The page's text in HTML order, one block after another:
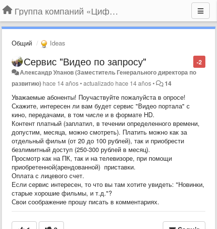
Группа компаний «Цифрабар»
Общий Ideas
-2
Сервис "Видео по запросу"
Александр Уланов (Заместитель Генерального директора по
развитию) hace 14 años•actualizado hace 14 años• 14
Уважаемые абоненты! Поучаствуйте пожалуйста в опросе!
Скажите, интересен ли вам будет сервис "Видео портала" с
кино, передачами, в том числе и в формате HD.
Контент платный (заплатил, в течении определенного времени,
допустим, месяца, можно смотреть). Платить можно как за
отдельный фильм (от 20 до 100 рублей), так и приобрести
безлимитный доступ (250-300 рублей в месяц).
Просмотр как на ПК, так и на телевизоре, при помощи
приобретенной(арендованной) приставки.
Оплата с лицевого счет.
Если сервис интересен, то что вы там хотите увидеть: "Новинки,
старые хорошие фильмы, и т.д."?
Свои соображение прошу писать в комментариях.